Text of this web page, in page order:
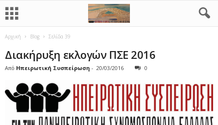
Αρχική Blog Σελίδα 39
Διακήρυξη εκλογών ΠΣΕ 2016
Από Ηπειρωτική Συσπείρωση - 20/03/2016 0